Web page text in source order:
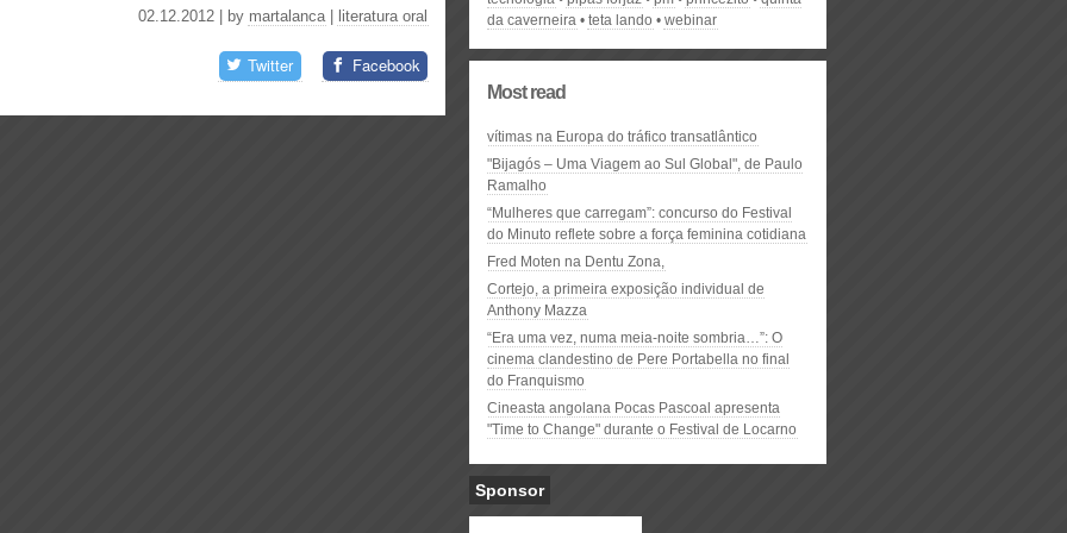
02.12.2012 | by martalanca| literatura oral
Twitter Facebook
da caverneira
teta lando webinar
Most read
vítimas na Europa do tráfico transatlântico
"Bijagós – Uma Viagem ao Sul Global", de Paulo
Ramalho
“Mulheres que carregam”: concurso do Festival
do Minuto reflete sobre a força feminina cotidiana
Fred Moten na Dentu Zona,
Cortejo, a primeira exposição individual de
Anthony Mazza
“Era uma vez, numa meia-noite sombria…”: O
cinema clandestino de Pere Portabella no final
do Franquismo
Cineasta angolana Pocas Pascoal apresenta
"Time to Change" durante o Festival de Locarno
Sponsor